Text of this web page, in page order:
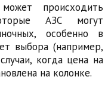
происходить
АЗС могут
особенно в
выбора (например,
когда цена на
на колонке.